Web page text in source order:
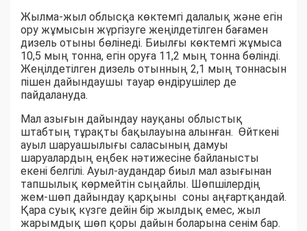
Жылма-жыл облысқа көктемгі далалық және егін
ору жұмысын жүргізуге жеңілдетілген бағамен
дизель отыны бөлінеді. Биылғы көктемгі жұмыса
10,5 мың тонна, егін оруға 11,2 мың тонна бөлінді.
Жеңілдетілген дизель отынның 2,1 мың тоннасын
пішен дайындаушы тауар өндірушілер де
пайдалануда.
Мал азығын дайындау науқаны облыстық
штабтың тұрақты бақылауына алынған. Өйткені
ауыл шаруашылығы саласының дамуы
шаруалардың еңбек нәтижесіне байланысты
екені белгілі. Ауыл-аудандар биыл мал азығынан
тапшылық көрмейтін сыңайлы. Шөпшілердің
жем-шөп дайындау қарқыны соны аңғартқандай.
Қара суық күзге дейін бір жылдық емес, жыл
жарымдық шөп қоры дайын боларына сенім бар.